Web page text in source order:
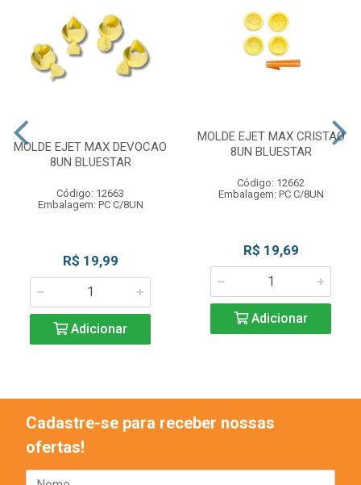
MOLDE EJET MAX DEVOCAO
8UN BLUESTAR
Código: 12663
Embalagem: PC C/8UN
R$ 19,99
Adicionar
MOLDE EJET MAX CRISTAO
8UN BLUESTAR
Código: 12662
Embalagem: PC C/8UN
R$ 19,69
Adicionar
Cadastre-se para receber nossas
ofertas!